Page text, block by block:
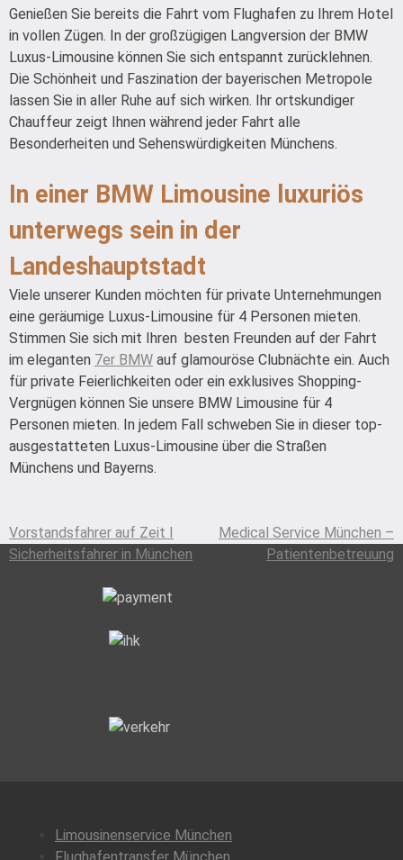
Genießen Sie bereits die Fahrt vom Flughafen zu Ihrem Hotel
in vollen Zügen. In der großzügigen Langversion der BMW
Luxus-Limousine können Sie sich entspannt zurücklehnen.
Die Schönheit und Faszination der bayerischen Metropole
lassen Sie in aller Ruhe auf sich wirken. Ihr ortskundiger
Chauffeur zeigt Ihnen während jeder Fahrt alle
Besonderheiten und Sehenswürdigkeiten Münchens.
In einer BMW Limousine luxuriös
unterwegs sein in der
Landeshauptstadt
Viele unserer Kunden möchten für private Unternehmungen
eine geräumige Luxus-Limousine für 4 Personen mieten.
Stimmen Sie sich mit Ihren besten Freunden auf der Fahrt
im eleganten 7er BMW auf glamouröse Clubnächte ein. Auch
für private Feierlichkeiten oder ein exklusives Shopping-
Vergnügen können Sie unsere BMW Limousine für 4
Personen mieten. In jedem Fall schweben Sie in dieser top-
ausgestatteten Luxus-Limousine über die Straßen
Münchens und Bayerns.
Beitragsnavigation
Vorstandsfahrer auf Zeit I
Sicherheitsfahrer in München
Medical Service München –
Patientenbetreuung
Limousinenservice München
Flughafentransfer München